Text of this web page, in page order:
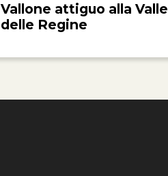
Vallone attiguo alla Valle
delle Regine